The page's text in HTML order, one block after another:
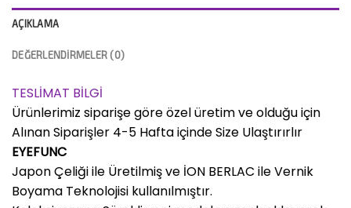
AÇIKLAMA
DEĞERLENDIRMELER (0)
TESLİMAT BİLGİ
Ürünlerimiz siparişe göre özel üretim ve olduğu için
Alınan Siparişler 4-5 Hafta içinde Size Ulaştırırlır
EYEFUNC
Japon Çeliği ile Üretilmiş ve İON BERLAC ile Vernik
Boyama Teknolojisi kullanılmıştır.